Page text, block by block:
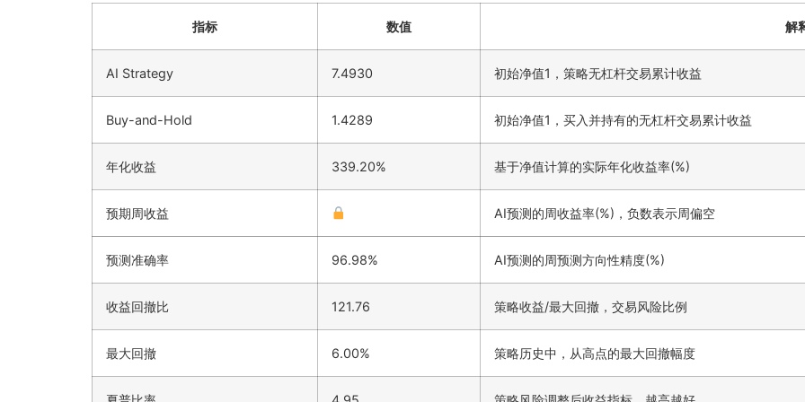
指标 数值 解
AI Strategy 7.4930 初始净值1，策略无杠杆交易累计收益
Buy-and-Hold 1.4289 初始净值1，买入并持有的无杠杆交易累计收益
年化收益 339.20% 基于净值计算的实际年化收益率(%)
预期周收益 AI预测的周收益率(%)，负数表示周偏空
预测准确率 96.98% AI预测的周预测方向性精度(%)
收益回撤比 121.76 策略收益/最大回撤，交易风险比例
最大回撤 6.00% 策略历史中，从高点的最大回撤幅度